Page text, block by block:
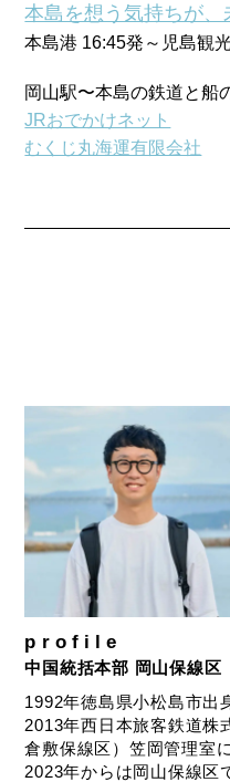
本島を想う気持ちが、
本島港 16:45発～児島観
岡山駅〜本島の鉄道と船
JRおでかけネット
むくじ丸海運有限会社
profile
中国統括本部 岡山保線
1992年徳島県小松島市出
2013年西日本旅客鉄道株
倉敷保線区）笠岡管理室
2023年からは岡山保線区